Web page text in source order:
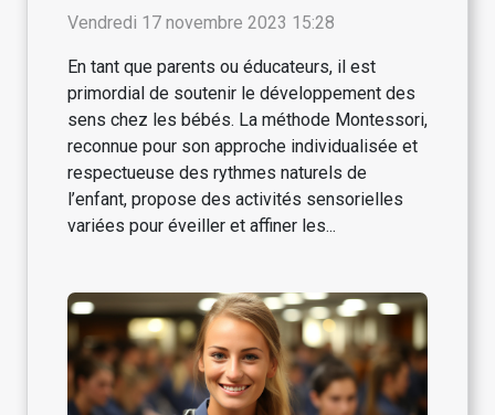
Bébé
Vendredi 17 novembre 2023 15:28
En tant que parents ou éducateurs, il est
primordial de soutenir le développement des
sens chez les bébés. La méthode Montessori,
reconnue pour son approche individualisée et
respectueuse des rythmes naturels de
l’enfant, propose des activités sensorielles
variées pour éveiller et affiner les...